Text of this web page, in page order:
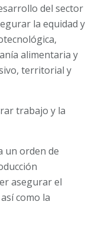
del sector
la equidad y
alimentaria y
territorial y
trabajo y la
un orden de
asegurar el
como la